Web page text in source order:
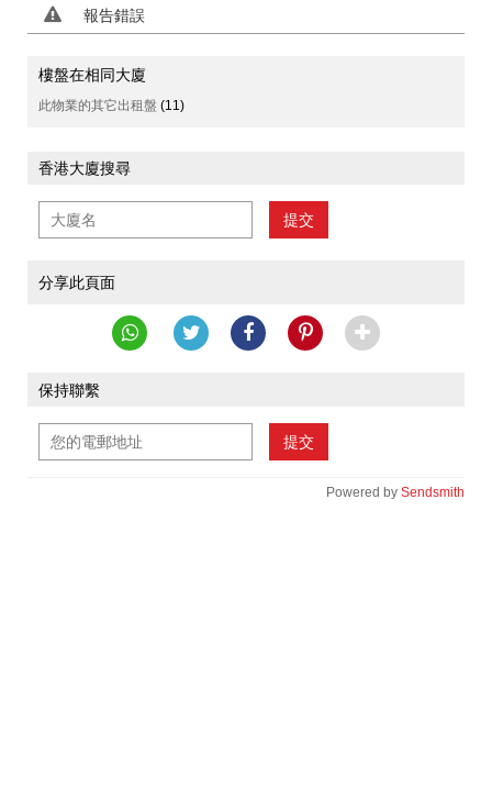
報告錯誤
樓盤在相同大廈
此物業的其它出租盤 (11)
香港大廈搜尋
提交
分享此頁面
保持聯繫
提交
Powered by Sendsmith